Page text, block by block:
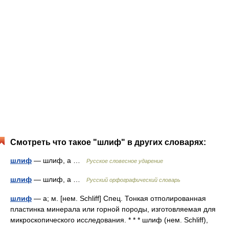
Смотреть что такое "шлиф" в других словарях:
шлиф — шлиф, а … Русское словесное ударение
шлиф — шлиф, а … Русский орфографический словарь
шлиф — а; м. [нем. Schliff] Спец. Тонкая отполированная
пластинка минерала или горной породы, изготовляемая для
микроскопического исследования. * * * шлиф (нем. Schliff),